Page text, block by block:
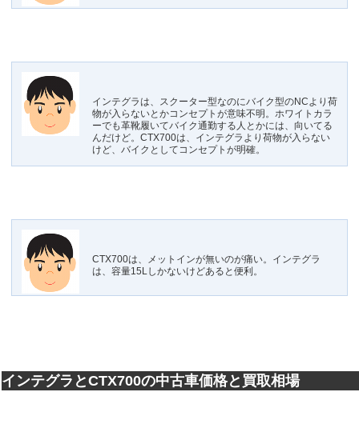
インテグラは、スクーター型なのにバイク型のNCより荷
物が入らないとかコンセプトが意味不明。ホワイトカラ
ーでも革靴履いてバイク通勤する人とかには、向いてる
んだけど。CTX700は、インテグラより荷物が入らない
けど、バイクとしてコンセプトが明確。
CTX700は、メットインが無いのが痛い。インテグラ
は、容量15Lしかないけどあると便利。
インテグラとCTX700の中古車価格と買取相場